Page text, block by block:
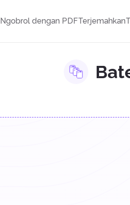
Ngobrol dengan PDFTerjemahkan